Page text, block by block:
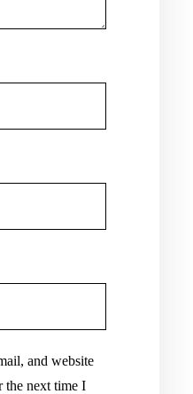
and website
the next time I